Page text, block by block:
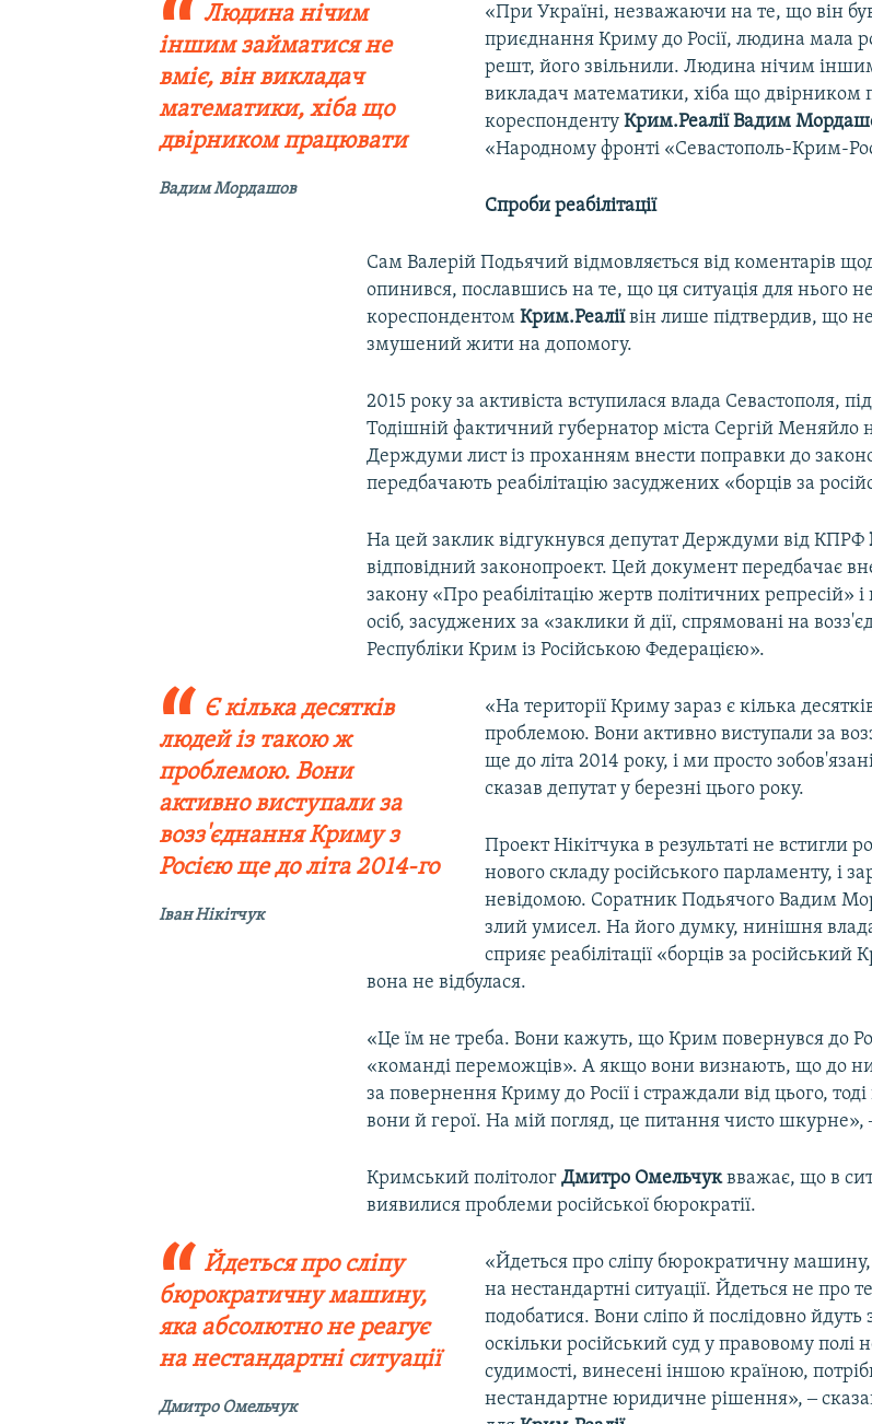
Людина нічим
іншим займатися не
вміє, він викладач
математики, хіба що
двірником працювати
Вадим Мордашов
«При Україні, незважаючи на те, що він
приєднання Криму до Росії, людина мала
решт, його звільнили. Людина нічим
викладач математики, хіба що двірником
кореспонденту Крим.Реалії Вадим
«Народному фронті «Севастополь-Крим-
Спроби реабілітації
Сам Валерій Подьячий відмовляється від коментарів
опинився, пославшись на те, що ця ситуація для нього
кореспондентомКрим.Реаліївін лише підтвердив, що
змушений жити на допомогу.
2015 року за активіста вступилася влада Севастополя,
Тодішній фактичний губернатор міста Сергій Меняйло
Держдуми лист із проханням внести поправки до
передбачають реабілітацію засуджених «борців за
На цей заклик відгукнувся депутат Держдуми від КПРФ
відповідний законопроект. Цей документ передбачає
закону «Про реабілітацію жертв політичних репресій» і
осіб, засуджених за «заклики й дії, спрямовані на
Республіки Крим із Російською Федерацією».
Є кілька десятків
людей із такою ж
проблемою. Вони
активно виступали за
возз'єднання Криму з
Росією ще до літа 2014-го
Іван Нікітчук
«На території Криму зараз є кілька
проблемою. Вони активно виступали за
ще до літа 2014 року, і ми просто
сказав депутат у березні цього року.
Проект Нікітчука в результаті не встигли
нового складу російського парламенту, і
невідомою. Соратник Подьячого Вадим
злий умисел. На його думку, нинішня
сприяє реабілітації «борців за
вона не відбулася.
«Це їм не треба. Вони кажуть, що Крим повернувся до
«команді переможців». А якщо вони визнають, що до
за повернення Криму до Росії і страждали від цього,
вони й герої. На мій погляд, це питання чисто
Кримський політологДмитро Омельчуквважає, що в
виявилися проблеми російської бюрократії.
Йдеться про сліпу
бюрократичну машину,
яка абсолютно не реагує
на нестандартні ситуації
Дмитро Омельчук
«Йдеться про сліпу бюрократичну
на нестандартні ситуації. Йдеться не про
подобатися. Вони сліпо й послідовно йдуть
оскільки російський суд у правовому полі
судимості, винесені іншою країною,
нестандартне юридичне рішення», ‒